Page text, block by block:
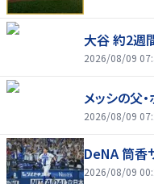
大谷 約2週
2026/08/09
メッシの父
2026/08/09
DeNA 筒香
2026/08/09